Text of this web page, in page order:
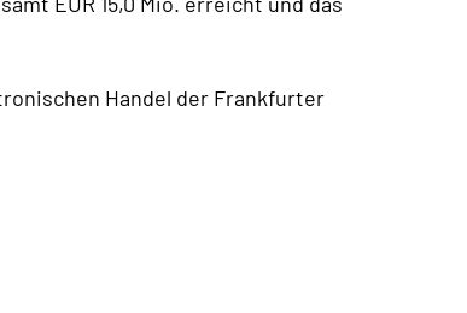
Handel der Frankfurter